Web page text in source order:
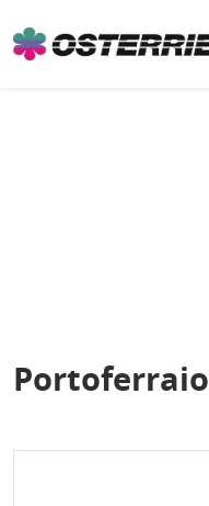
Portoferraio